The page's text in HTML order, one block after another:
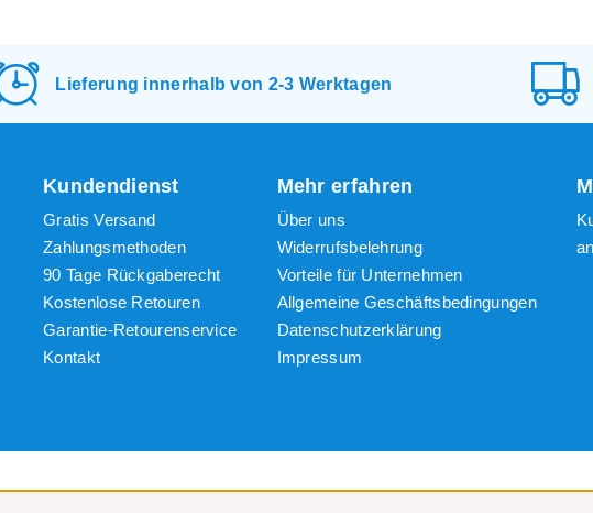
Höchster Preis
Lieferung innerhalb von 2-3 Werktagen
Kundendienst
Gratis Versand
Zahlungsmethoden
90 Tage Rückgaberecht
Kostenlose Retouren
Garantie-Retourenservice
Kontakt
Mehr erfahren
Über uns
Widerrufsbelehrung
Vorteile für Unternehmen
Allgemeine Geschäftsbedingungen
Datenschutzerklärung
Impressum